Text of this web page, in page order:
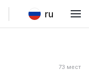
ru
73 мест